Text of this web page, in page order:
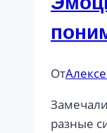
От
разные